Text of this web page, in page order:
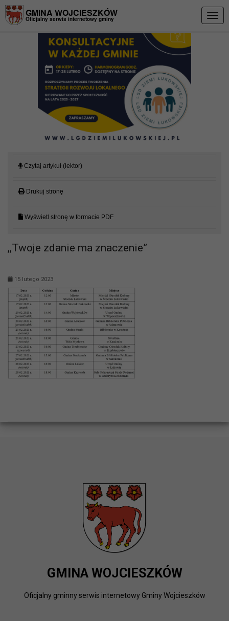
GMINA WOJCIESZKÓW
Oficjalny serwis internetowy gminy
Czytaj artykuł (lektor)
Drukuj stronę
Wyświetl stronę w formacie PDF
,,Twoje zdanie ma znaczenie”
15 lutego 2023
GMINA WOJCIESZKÓW
Oficjalny gminny serwis internetowy Gminy Wojcieszków